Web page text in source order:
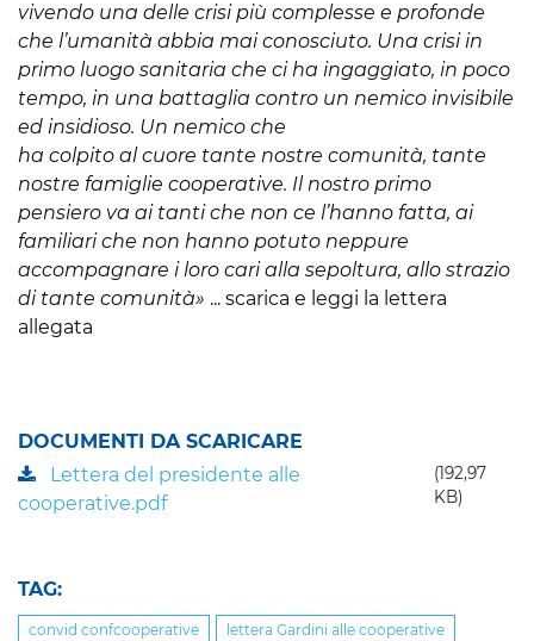
vivendo una delle crisi più complesse e profonde
che l’umanità abbia mai conosciuto. Una crisi in
primo luogo sanitaria che ci ha ingaggiato, in poco
tempo, in una battaglia contro un nemico invisibile
ed insidioso. Un nemico che
ha colpito alcuore tante nostre comunità, tante
nostre famiglie cooperative. Il nostro primo
pensiero va ai tanti che non ce l’hanno fatta, ai
familiari che non hanno potuto neppure
accompagnare i loro cari alla sepoltura, allo strazio
di tante comunità» ... scarica e leggi la lettera
allegata
DOCUMENTI DA SCARICARE
Lettera del presidente alle
cooperative.pdf
(192,97
KB)
TAG:
convid confcooperative lettera Gardini alle cooperative